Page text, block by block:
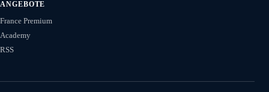
ANGEBOTE
France Premium
Academy
RSS